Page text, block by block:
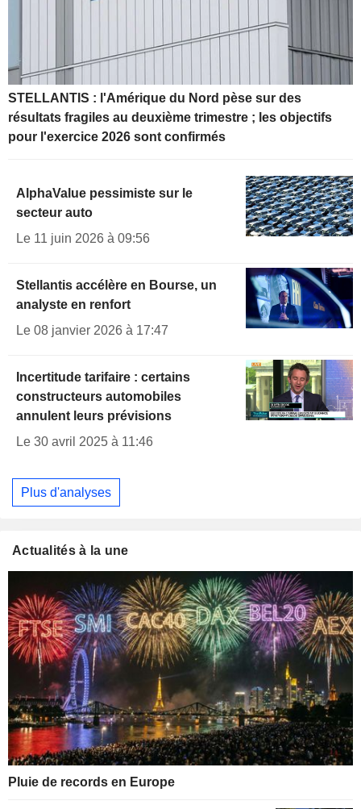
STELLANTIS : l'Amérique du Nord pèse sur des
résultats fragiles au deuxième trimestre ; les objectifs
pour l'exercice 2026 sont confirmés
AlphaValue pessimiste sur le
secteur auto
Le 11 juin 2026 à 09:56
Stellantis accélère en Bourse, un
analyste en renfort
Le 08 janvier 2026 à 17:47
Incertitude tarifaire : certains
constructeurs automobiles
annulent leurs prévisions
Le 30 avril 2025 à 11:46
Plus d'analyses
Actualités à la une
Pluie de records en Europe